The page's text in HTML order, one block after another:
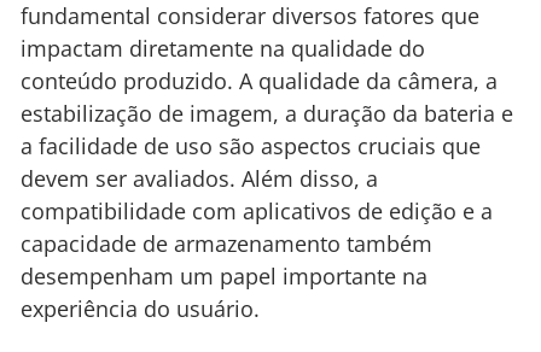
fundamental considerar diversos fatores que
impactam diretamente na qualidade do
conteúdo produzido. A qualidade da câmera, a
estabilização de imagem, a duração da bateria e
a facilidade de uso são aspectos cruciais que
devem ser avaliados. Além disso, a
compatibilidade com aplicativos de edição e a
capacidade de armazenamento também
desempenham um papel importante na
experiência do usuário.